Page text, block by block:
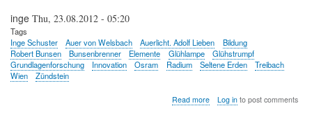
inge Thu, 23.08.2012 - 05:20
Tags
Inge Schuster
Auer von Welsbach Auerlicht. Adolf Lieben
Bildung
Robert Bunsen
Bunsenbrenner Elemente Glühlampe
Glühstrumpf
Grundlagenforschung
Innovation Osram Radium Seltene Erden
Treibach
Wien
Zündstein
Read moreabout
Carl
Log into post comments